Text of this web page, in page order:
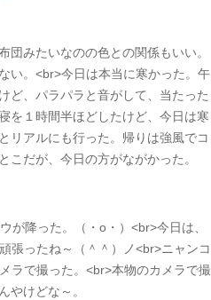
団みたいなのの色との関係もいい。
い。<br>今日は本当に寒かった。午
ど、パラパラと音がして、当たった
を１時間半ほどしたけど、今日は寒
リアルにも行った。帰りは強風でコ
こだが、今日の方がながかった。
が降った。（・o・）<br>今日は、
張ったね～（＾＾）ノ<br>ニャンコ
ラで撮った。<br>本物のカメラで撮
やけどな～。